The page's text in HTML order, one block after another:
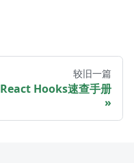
较旧一篇
React Hooks速查手册